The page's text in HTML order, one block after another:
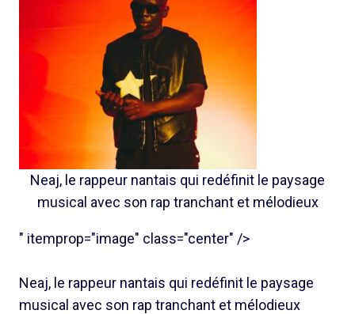
Neaj, le rappeur nantais qui redéfinit le paysage
musical avec son rap tranchant et mélodieux
" itemprop="image" class="center" />
Neaj, le rappeur nantais qui redéfinit le paysage
musical avec son rap tranchant et mélodieux